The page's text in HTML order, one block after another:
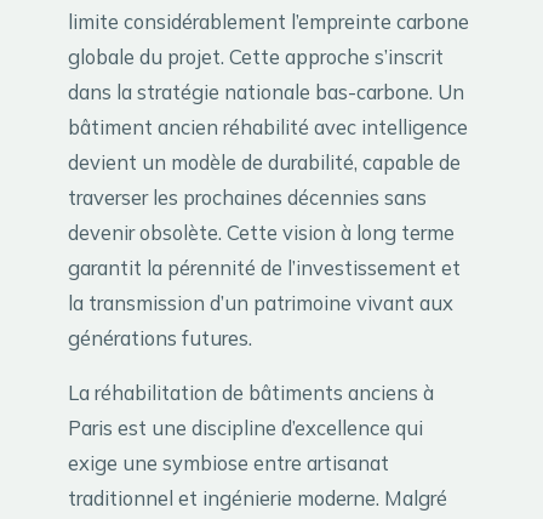
limite considérablement l’empreinte carbone
globale du projet. Cette approche s’inscrit
dans la stratégie nationale bas-carbone. Un
bâtiment ancien réhabilité avec intelligence
devient un modèle de durabilité, capable de
traverser les prochaines décennies sans
devenir obsolète. Cette vision à long terme
garantit la pérennité de l’investissement et
la transmission d’un patrimoine vivant aux
générations futures.
La réhabilitation de bâtiments anciens à
Paris est une discipline d’excellence qui
exige une symbiose entre artisanat
traditionnel et ingénierie moderne. Malgré